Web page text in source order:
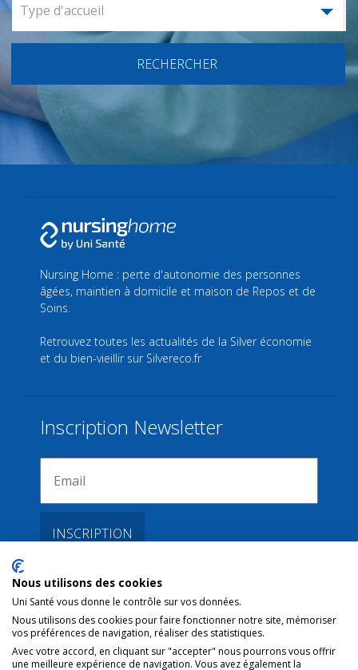
Type d'accueil
RECHERCHER
Nursing Home : perte d'autonomie des personnes
âgées, maintien à domicile et maison de Repos et de
Soins.
Retrouvez toutes les actualités de la Silver économie
et du bien-vieillir sur Silvereco.fr
Inscription Newsletter
Liens
Conditions d’utilisation
Nous utilisons des cookies
Uni Santé vous donne le contrôle sur vos données.
Nous utilisons des cookies pour faire fonctionner notre site, mémoriser
vos préférences de navigation, réaliser des statistiques.
Avec votre accord, en cliquant sur "accepter" nous pourrons vous offrir
une meilleure expérience de navigation. Vous avez également la